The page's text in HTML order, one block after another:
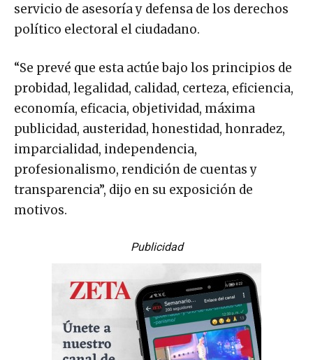
servicio de asesoría y defensa de los derechos
político electoral el ciudadano.
“Se prevé que esta actúe bajo los principios de
probidad, legalidad, calidad, certeza, eficiencia,
economía, eficacia, objetividad, máxima
publicidad, austeridad, honestidad, honradez,
imparcialidad, independencia,
profesionalismo, rendición de cuentas y
transparencia”, dijo en su exposición de
motivos.
Publicidad